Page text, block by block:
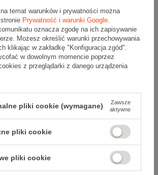
przykłady. Artykuły przeznaczone do
zawsze powinny być odpowiednio
razie wątpliwości, czy określone produkty
250x150x150 mm zachęcamy do
Biurem Obsługi Klienta.
250x150x150 mm jest
jednak to, czy przesyłka dotrze do klienta
od następujących czynników:
– produkty w kartonie powinny być
w sposób dostosowany do ich podatności
Kruche przedmioty warto przykładowo
temat warunków i prywatności można
Prywatność i warunki Google
oznacza zgodę na ich zapisywanie
Możesz określić warunki przechowywania
klikając w zakładkę "Konfiguracja zgód".
w dowolnym momencie poprzez
z przeglądarki z danego urządzenia
pliki cookie (wymagane)
Zawsze
aktywne
pliki cookie
pliki cookie